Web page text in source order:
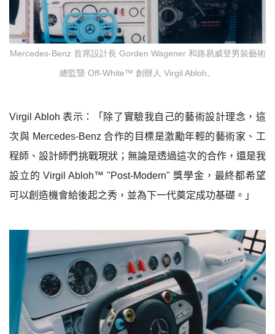
Mercedes-Benz 首席設計長 Gorden Wagener 和路易威登男裝藝術
總監暨 Off-White™ 創辦人 Virgil Abloh。
Virgil Abloh表示：「除了實驗我自己的藝術設計理念，這
次與 Mercedes-Benz合作的目標是激勵年輕的藝術家、工
程師、設計師們挑戰現狀；無論是透過這次的合作，還是我
設立的 Virgil Abloh™ "Post-Modern"獎學金，最終都希望
可以創造機會給後起之秀，並為下一代奠定成功基礎。」